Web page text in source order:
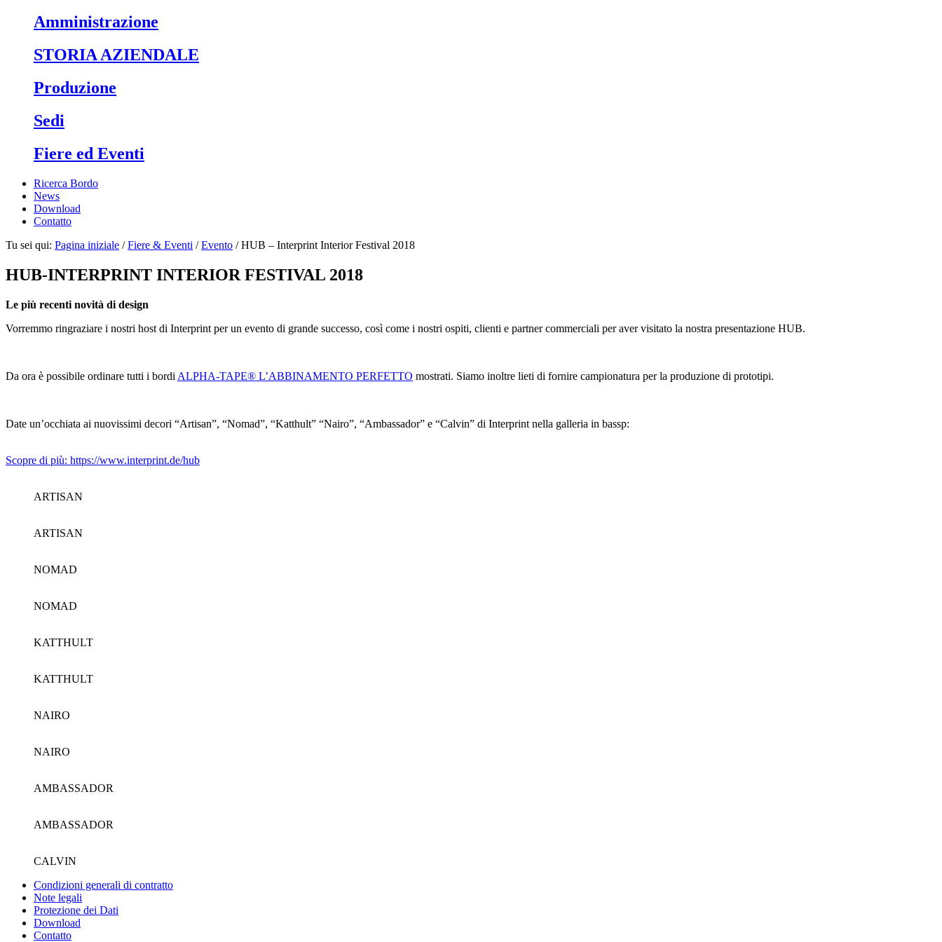
Ammini­strazione
STORIA AZIENDALE
Produzione
Sedi
Fiere ed Eventi
Ricerca Bordo
News
Download
Contatto
Tu sei qui: Pagina iniziale /Fiere & Eventi /Evento /HUB – Interprint Interior Festival 2018
HUB-INTERPRINT INTERIOR FESTIVAL 2018
Le più recenti novità di design
Vorremmo ringraziare i nostri host di Interprint per un evento di grande successo, così come i nostri ospiti, clienti e partner commerciali per aver visitato la nostra presentazione HUB.
Da ora è possibile ordinare tutti i bordi ALPHA-TAPE® L’ABBINAMENTO PERFETTO mostrati. Siamo inoltre lieti di fornire campionatura per la produzione di prototipi.
Date un’occhiata ai nuovissimi decori “Artisan”, “Nomad”, “Katthult” “Nairo”, “Ambassador” e “Calvin” di Interprint nella galleria in bassp:
Scopre di più: https://www.interprint.de/hub
ARTISAN
ARTISAN
NOMAD
NOMAD
KATTHULT
KATTHULT
NAIRO
NAIRO
AMBASSADOR
AMBASSADOR
CALVIN
Condizioni generali di contratto
Note legali
Protezione dei Dati
Download
Contatto